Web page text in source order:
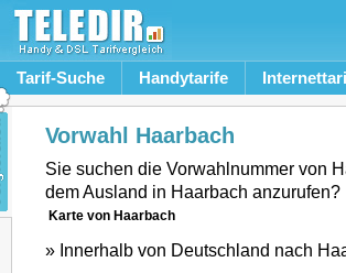
Tarif-Suche Handytarife
Vorwahl Haarbach
Sie suchen die Vorwahlnummer von
dem Ausland in Haarbach anzurufen?
Karte von Haarbach
» Innerhalb von Deutschland nach